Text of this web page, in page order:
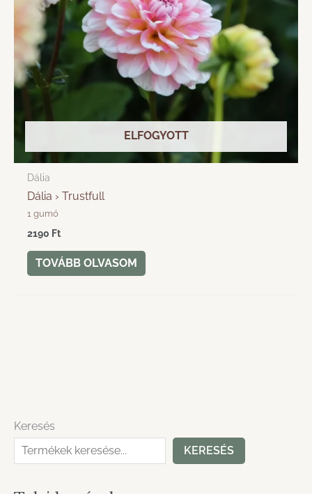
Keresés
KERESÉS
ELFOGYOTT
Dália
Dália › Trustfull
1 gumó
2190 Ft
TOVÁBB OLVASOM